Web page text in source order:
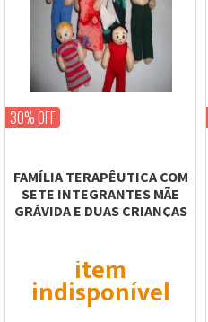
30% OFF
FAMÍLIA TERAPÊUTICA COM
SETE INTEGRANTES MÃE
GRÁVIDA E DUAS CRIANÇAS
item
indisponível